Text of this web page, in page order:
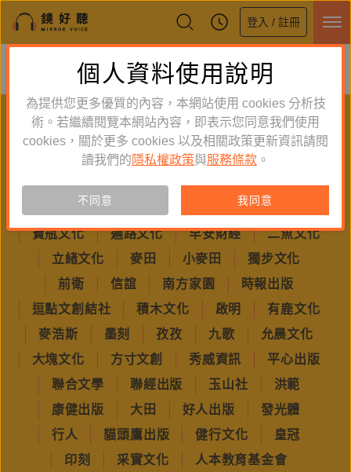
登入 / 註冊
鏡好聽全新APP上線
體驗全面升級，即刻下載
PUBLISHER
鏡文學
親子天下
寶瓶文化
遍路文化 早安財經
二魚文化
立緒文化
麥田 小麥田
獨步文化
前衛
信誼 南方家園
時報出版
逗點文創結社
積木文化 啟明
有鹿文化
麥浩斯
墨刻 孜孜 九歌
允晨文化
大塊文化
方寸文創 秀威資訊
平心出版
聯合文學
聯經出版 玉山社
洪範
康健出版
大田 好人出版
發光體
行人
貓頭鷹出版 健行文化
皇冠
印刻
采實文化
人本教育基金會
個人資料使用說明
為提供您更多優質的內容，本網站使用 cookies 分析技
術。若繼續閱覽本網站內容，即表示您同意我們使用
cookies，關於更多 cookies 以及相關政策更新資訊請閱
讀我們的 隱私權政策與服務條款 。
不同意 我同意